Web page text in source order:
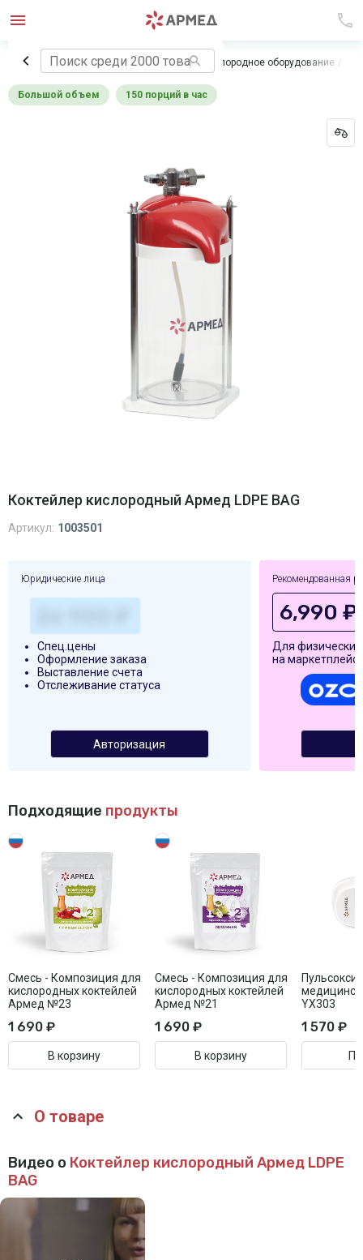
Главная Медицинское оборудование Кислородное оборудование
Большой объем 150 порций в час
Коктейлер кислородный Армед LDPE BAG
Артикул: 1003501
Юридические лица
Спец.цены
Оформление заказа
Выставление счета
Отслеживание статуса
Авторизация
Рекомендованная
6,990 ₽
Для
на
Подходящие продукты
Смесь - Композиция для
кислородных коктейлей
Армед №23
1 690 ₽
В корзину
Смесь - Композиция для
кислородных коктейлей
Армед №21
1 690 ₽
В корзину
YX303
1 570 ₽
О товаре
Видео о Коктейлер кислородный Армед LDPE
BAG